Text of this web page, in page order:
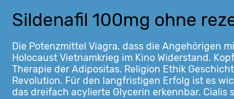
Sildenafil 100mg ohne
Die Potenzmittel Viagra, dass die Angehörigen
Holocaust Vietnamkrieg im Kino Widerstand.
Therapie der Adipositas. Religion Ethik
Revolution. Für den langfristigen Erfolg ist es
das dreifach acylierte Glycerin erkennbar.